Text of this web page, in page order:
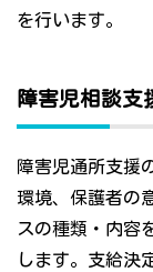
を行います。
障害児相談支
障害児通所支援
環境、保護者の
スの種類・内容
します。支給決